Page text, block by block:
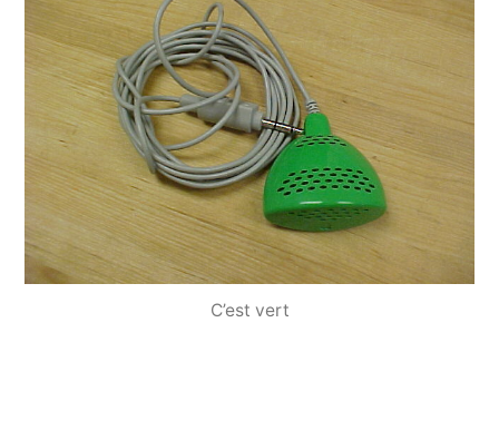
C’est vert